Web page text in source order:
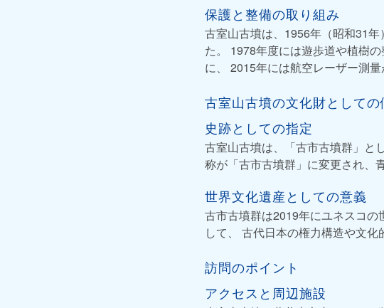
保護と整備の取り組み
古室山古墳は、1956年（昭和31
た。 1978年度には遊歩道や植樹
に、 2015年には航空レーザー測
古室山古墳の文化財としての
史跡としての指定
古室山古墳は、「古市古墳群」と
称が「古市古墳群」に変更され、
世界文化遺産としての意義
古市古墳群は2019年にユネスコ
して、 古代日本の権力構造や文化
訪問のポイント
アクセスと周辺施設